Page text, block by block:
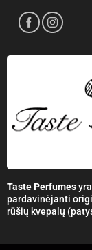
Taste Perfumes
pardavinėjanti
rūšių kvepalų